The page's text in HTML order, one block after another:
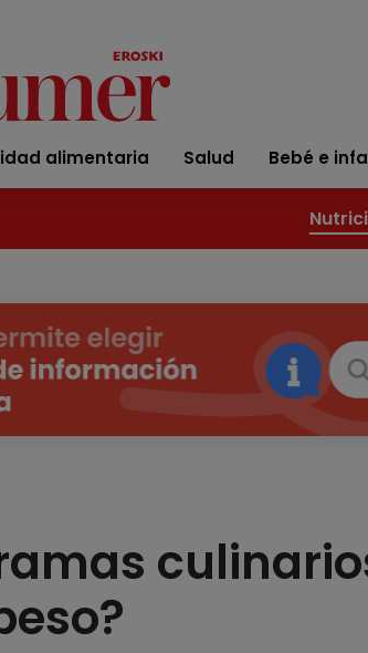
alimentaria Salud Bebé e